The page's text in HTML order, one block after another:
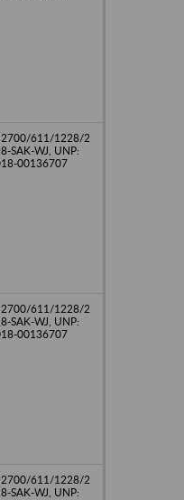
611/1228/2
SAK-WJ, UNP:
00136707
611/1228/2
SAK-WJ, UNP:
00136707
611/1228/2
SAK-WJ, UNP: